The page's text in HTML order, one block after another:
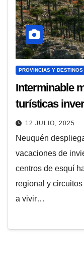
PROVINCIAS Y DESTINOS
Interminable
turísticas
12 JULIO, 2025
Neuquén
vacaciones de
centros de esquí
regional y
a vivir…